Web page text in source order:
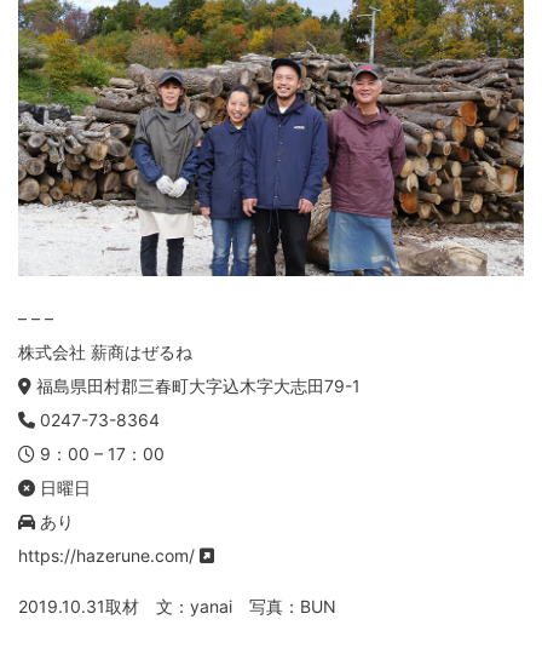
– – –
株式会社 薪商はぜるね
福島県田村郡三春町大字込木字大志田79-1
0247-73-8364
9：00 – 17：00
日曜日
あり
https://hazerune.com/
2019.10.31取材 文：yanai 写真：BUN